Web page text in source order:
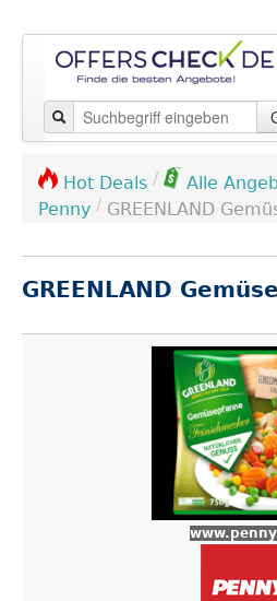
Hot Deals / Alle
Penny / GREENLAND
GREENLAND